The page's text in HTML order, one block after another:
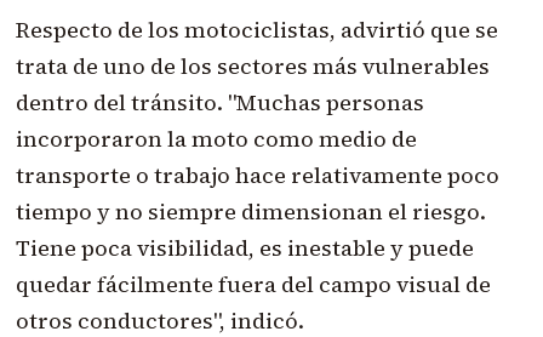
Respecto de los motociclistas, advirtió que se
trata de uno de los sectores más vulnerables
dentro del tránsito. "Muchas personas
incorporaron la moto como medio de
transporte o trabajo hace relativamente poco
tiempo y no siempre dimensionan el riesgo.
Tiene poca visibilidad, es inestable y puede
quedar fácilmente fuera del campo visual de
otros conductores", indicó.